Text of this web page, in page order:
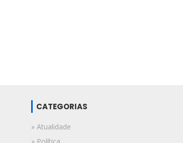
CATEGORIAS
» Atualidade